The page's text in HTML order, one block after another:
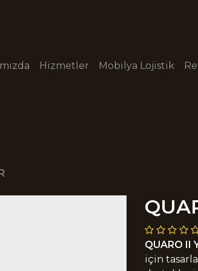
Hizmetler Mobilya Lojistik
QUARO II
için